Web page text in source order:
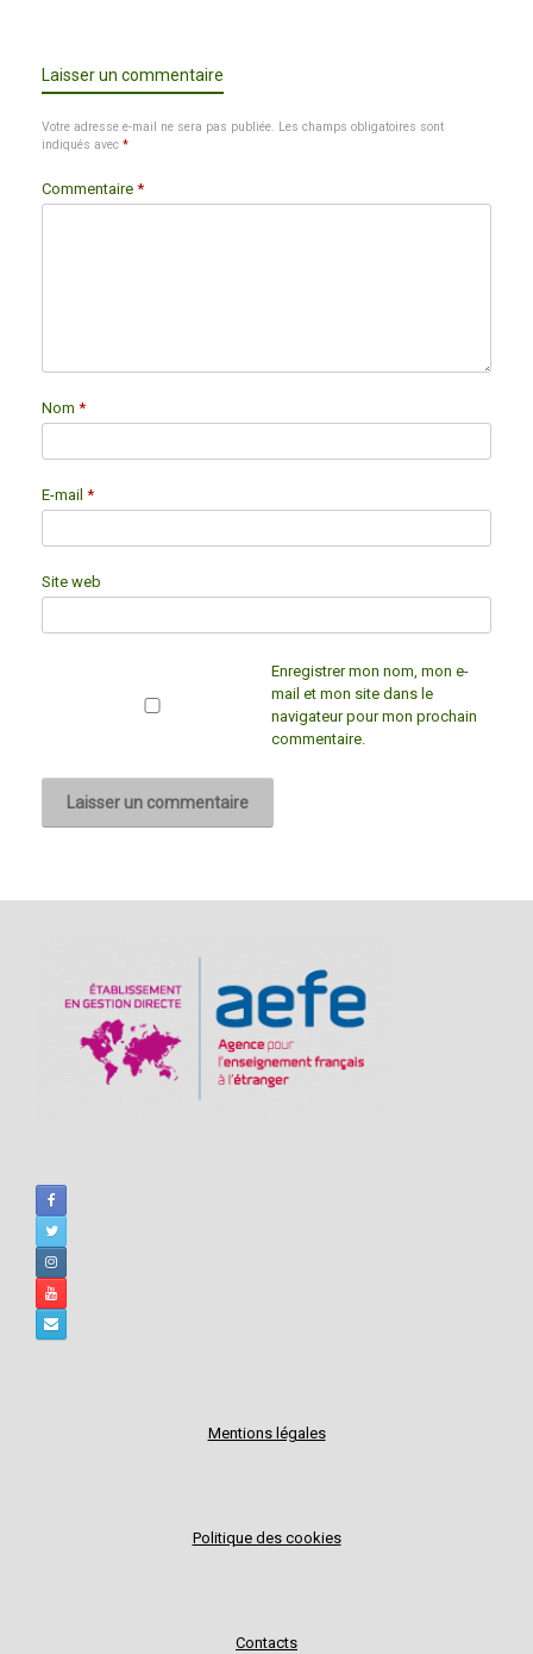
Laisser un commentaire
Votre adresse e-mail ne sera pas publiée. Les champs obligatoires sont
indiqués avec *
Commentaire *
Nom *
E-mail *
Site web
Enregistrer mon nom, mon e-
mail et mon site dans le
navigateur pour mon prochain
commentaire.
Mentions légales
Politique des cookies
Contacts